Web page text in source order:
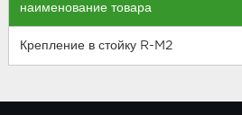
наименование товара
Крепление в стойку R-M2